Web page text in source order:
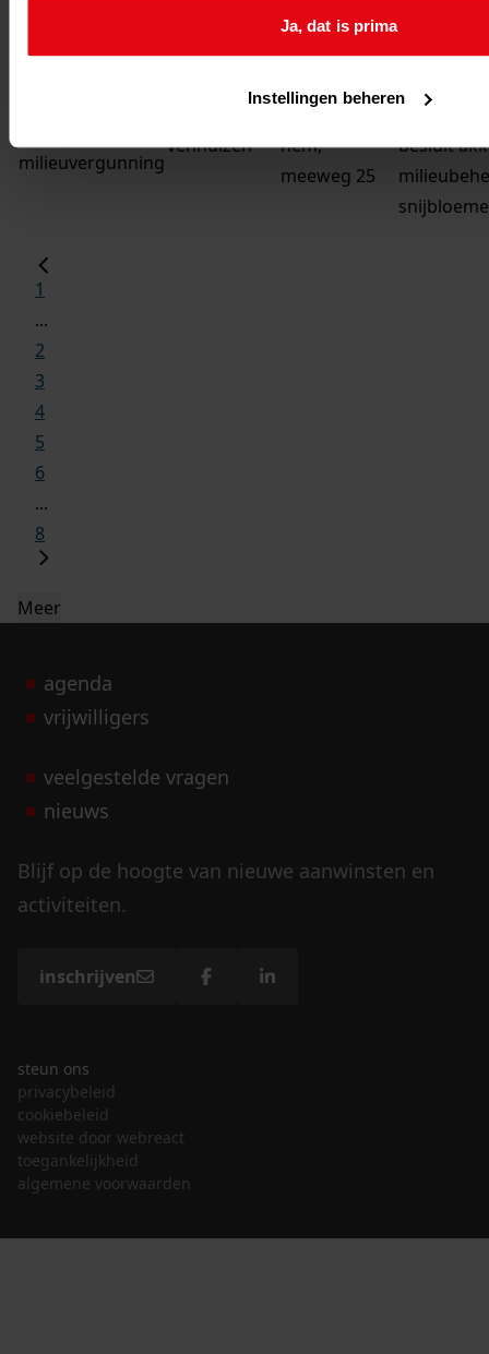
Ja, dat is prima
Instellingen beheren
hem,
venhuizen
hem,
meeweg 25
besluit
1
...
2
3
4
5
6
...
8
Meer
agenda
vrijwilligers
veelgestelde vragen
nieuws
Blijf op de hoogte van nieuwe aanwinsten en
activiteiten.
inschrijven
steun ons
privacybeleid
cookiebeleid
website door webreact
toegankelijkheid
algemene voorwaarden